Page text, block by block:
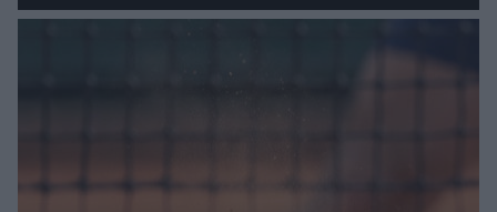
historii